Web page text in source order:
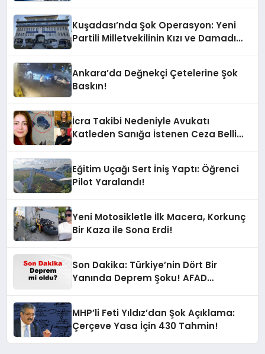
Kuşadası’nda Şok Operasyon: Yeni
Partili Milletvekilinin Kızı ve Damadı
Ankara’da Değnekçi Çetelerine Şok
Baskın!
İcra Takibi Nedeniyle Avukatı
Katleden Sanığa İstenen Ceza Belli
Eğitim Uçağı Sert İniş Yaptı: Öğrenci
Pilot Yaralandı!
Yeni Motosikletle İlk Macera, Korkunç
Bir Kaza ile Sona Erdi!
Son Dakika: Türkiye’nin Dört Bir
Yanında Deprem Şoku! AFAD
MHP’li Feti Yıldız’dan Şok Açıklama:
Çerçeve Yasa İçin 430 Tahmin!